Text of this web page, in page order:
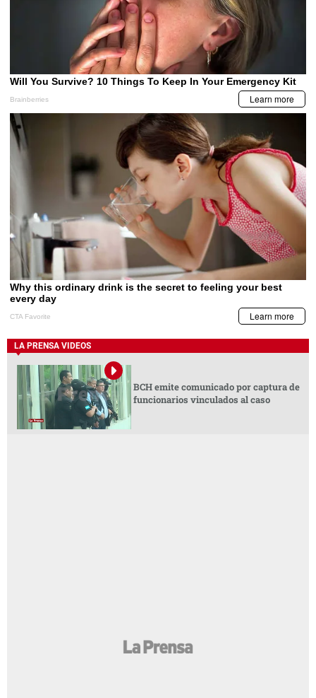
LA PRENSA VIDEOS
BCH emite comunicado por captura de
funcionarios vinculados al caso